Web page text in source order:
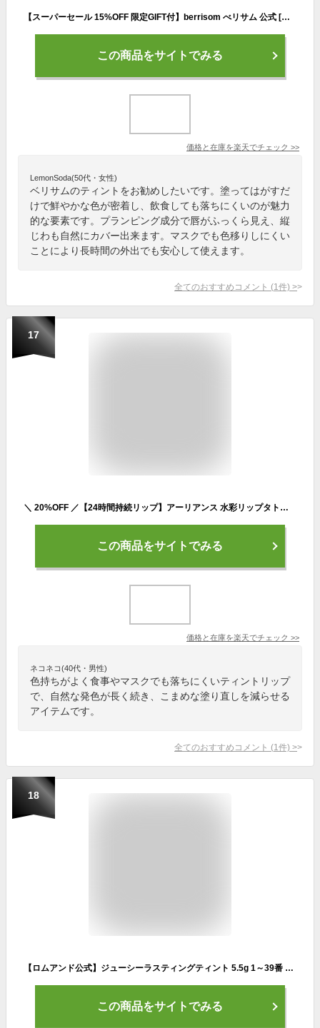
【スーパーセール 15%OFF 限定GIFT付】berrisom べリサム 公式 [国内発送] 神プランピング リップ タトゥー リップティント 塗ってはがす マスクにつかない リップ プランパー 全5カラー 6g 落ちない 長時間キープ 韓国コスメ
この商品をサイトでみる
価格と在庫を楽天でチェック >>
LemonSoda(50代・女性)
ベリサムのティントをお勧めしたいです。塗ってはがすだ
けで鮮やかな色が密着し、飲食しても落ちにくいのが魅力
的な要素です。プランピング成分で唇がふっくら見え、縦
じわも自然にカバー出来ます。マスクでも色移りしにくい
ことにより長時間の外出でも安心して使えます。
全てのおすすめコメント (1 件) >
17
＼ 20%OFF ／【24時間持続リップ】アーリアンス 水彩リップタトゥー（全3色） 落ちない ティント リップティント 塗って剥がす リップ プランパー 韓国コスメ 時短メイク マスクにつかない すっぴんメイク 保湿 長時間キープ 飲み会リップ プール ジム ヨガ ランニング
この商品をサイトでみる
価格と在庫を楽天でチェック >>
ネコネコ(40代・男性)
色持ちがよく食事やマスクでも落ちにくいティントリップ
で、自然な発色が長く続き、こまめな塗り直しを減らせる
アイテムです。
全てのおすすめコメント (1 件) >
18
【ロムアンド公式】ジューシーラスティングティント 5.5g 1～39番 rom&nd official romand juicy lasting tint ロムアンド リップ ティント 韓国コスメ 韓国メイク ロムアンド公式ショップ
この商品をサイトでみる